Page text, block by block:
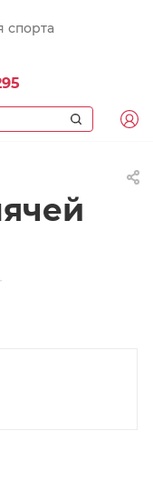
спорта